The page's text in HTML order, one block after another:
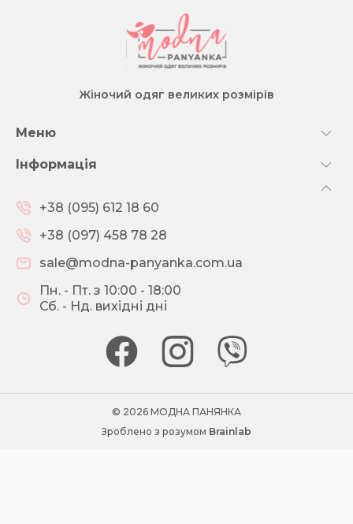
Жіночий одяг великих розмірів
Меню
Інформація
+38 (095) 612 18 60
+38 (097) 458 78 28
sale@modna-panyanka.com.ua
Пн. - Пт. з 10:00 - 18:00
Сб. - Нд. вихідні дні
© 2026 МОДНА ПАНЯНКА
Зроблено з розумом Brainlab